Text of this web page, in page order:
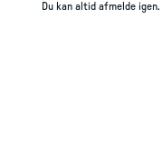
Du kan altid afmelde igen.